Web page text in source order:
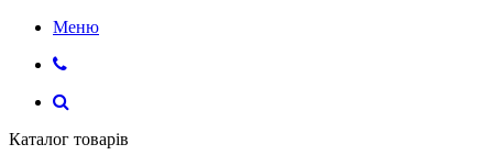
Меню
Каталог товарів